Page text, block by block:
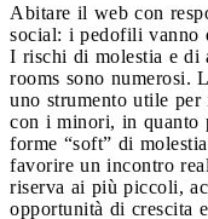
Abitare il web con
social: i pedofili vanno
I rischi di molestia e di
rooms sono numerosi.
uno strumento utile
con i minori, in quanto
forme “soft” di
favorire un incontro
riserva ai più piccoli,
opportunità di crescita